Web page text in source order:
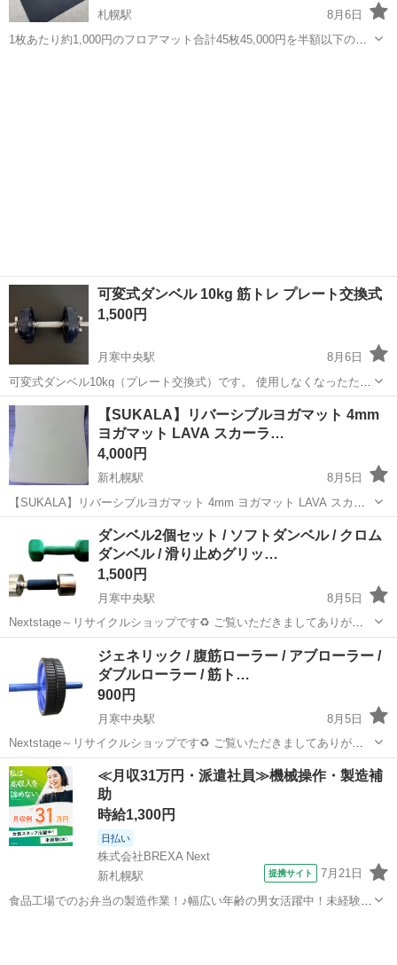
札幌駅
8月6日
1枚あたり約1,000円のフロアマット合計45枚45,000円を半額以下の
可変式ダンベル 10kg 筋トレ プレート交換式
1,500円
月寒中央駅
8月6日
可変式ダンベル10kg（プレート交換式）です。 使用しなくなったため
出品します。 使用に伴う傷や塗装の剥がれがありますが、問題なく使
用できます。 【内容】 ・シャフト ×1本 ・プレート一式 ・スクリュー
カラー（留め具...
北海道 札幌市 月寒中央駅 フィットネス、トレーニング
【SUKALA】リバーシブルヨガマット 4mm
ヨガマット LAVA スカーラ…
4,000円
新札幌駅
8月5日
【SUKALA】リバーシブルヨガマット 4mm ヨガマット LAVA スカー
ラ 軽量 TPE 抗菌 LAVAの人気ブランド「SUKALA」のリバーシブルヨ
ガマットです。 4mmの適度な厚みでクッション性とグリップ力に優
れ...
新札幌駅 フィットネス、トレーニング
SUKALA
ダンベル2個セット / ソフトダンベル / クロム
ダンベル / 滑り止めグリッ…
1,500円
月寒中央駅
8月5日
Nextstage～リサイクルショップです♻ ご覧いただきましてありがと
うございます！ 下記に商品詳細、店舗情報を記載しておりますのでご
確認くださいませ☺ ダンベル2個セット / ソフトダンベル / クロムダン
ベル...
月寒中央駅 フィットネス、トレーニング
ダンベル
ジェネリック / 腹筋ローラー / アブローラー /
ダブルローラー / 筋ト…
900円
月寒中央駅
8月5日
Nextstage～リサイクルショップです♻ ご覧いただきましてありがと
うございます！ 下記に商品詳細、店舗情報を記載しておりますのでご
確認くださいませ☺ ジェネリック / 腹筋ローラー / アブローラー / ダ
ブ...
北海道 月寒中央駅 フィットネス、トレーニング
≪月収31万円・派遣社員≫機械操作・製造補
助
時給1,300円
日払い
株式会社BREXA Next
新札幌駅
提携サイト 7月21日
食品工場でのお弁当の製造作業！♪幅広い年齢の男女活躍中！未経験活